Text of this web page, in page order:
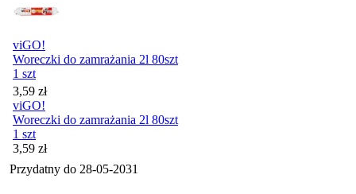
viGO!
Woreczki do zamrażania 2l 80szt
1 szt
Cena
3,59 zł
viGO!
Woreczki do zamrażania 2l 80szt
1 szt
Cena
3,59 zł
Przydatny do 28-05-2031